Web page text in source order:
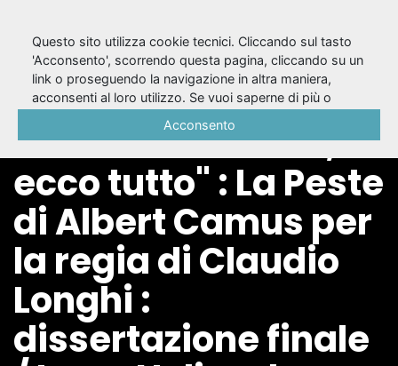
"...Ma che vuol dire
la Peste? E' la vita,
ecco tutto" : La Peste
di Albert Camus per
la regia di Claudio
Longhi :
dissertazione finale
Questo sito utilizza cookie tecnici. Cliccando sul tasto
'Acconsento', scorrendo questa pagina, cliccando su un
link o proseguendo la navigazione in altra maniera,
acconsenti al loro utilizzo. Se vuoi saperne di più o
Acconsento